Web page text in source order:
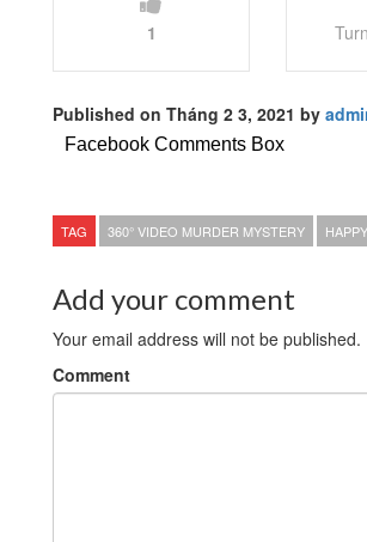
1
Published on Tháng 2 3, 2021 by
Facebook Comments Box
TAG 360° VIDEO MURDER MYSTERY
Add your comment
Your email address will not be published.
Comment